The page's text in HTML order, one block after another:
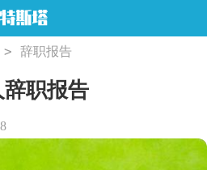
> 辞职报告
职报告